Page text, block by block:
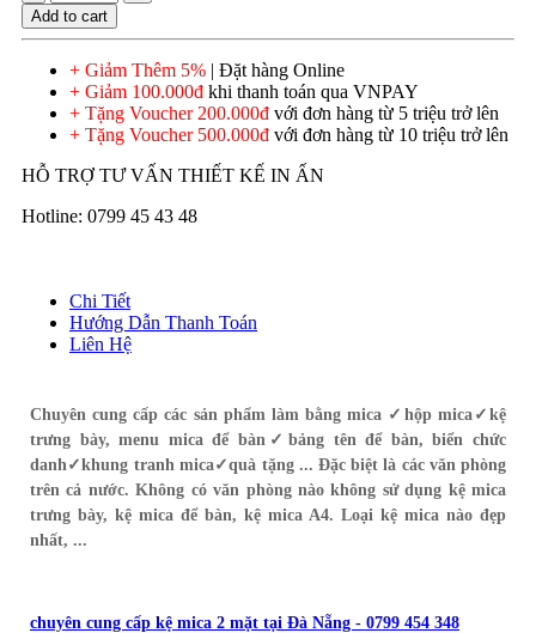
Add to cart
+ Giảm Thêm 5% | Đặt hàng Online
+ Giảm 100.000đ khi thanh toán qua VNPAY
+ Tặng Voucher 200.000đ với đơn hàng từ 5 triệu trở lên
+ Tặng Voucher 500.000đ với đơn hàng từ 10 triệu trở lên
HỖ TRỢ TƯ VẤN THIẾT KẾ IN ẤN
Hotline: 0799 45 43 48
Chi Tiết
Hướng Dẫn Thanh Toán
Liên Hệ
Chuyên cung cấp các sản phẩm làm bằng mica ✓hộp mica✓kệ
trưng bày, menu mica để bàn✓bảng tên để bàn, biển chức
danh✓khung tranh mica✓quà tặng ... Đặc biệt là các văn phòng
trên cả nước. Không có văn phòng nào không sử dụng kệ mica
trưng bày, kệ mica để bàn, kệ mica A4. Loại kệ mica nào đẹp
nhất, ...
chuyên cung cấp kệ mica 2 mặt tại Đà Nẵng - 0799 454 348